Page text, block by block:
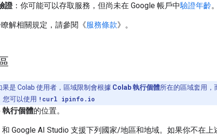
證：你可能可以存取服務，但尚未在 Google 帳戶中驗證年齡
解相關規定，請參閱《服務條款》。
是 Colab 使用者，區域限制會根據 Colab 執行個體所在的區域套用，
您可以使用 !curl ipinfo.io
執行個體的位置。
和 Google AI Studio 支援下列國家/地區和地域。如果你不在